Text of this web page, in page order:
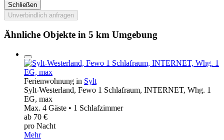
Schließen
Unverbindlich anfragen
Ähnliche Objekte in 5 km Umgebung
Ferienwohnung in Sylt
Sylt-Westerland, Fewo 1 Schlafraum, INTERNET, Whg. 1
EG, max
Max. 4 Gäste • 1 Schlafzimmer
ab 70 €
pro Nacht
Mehr